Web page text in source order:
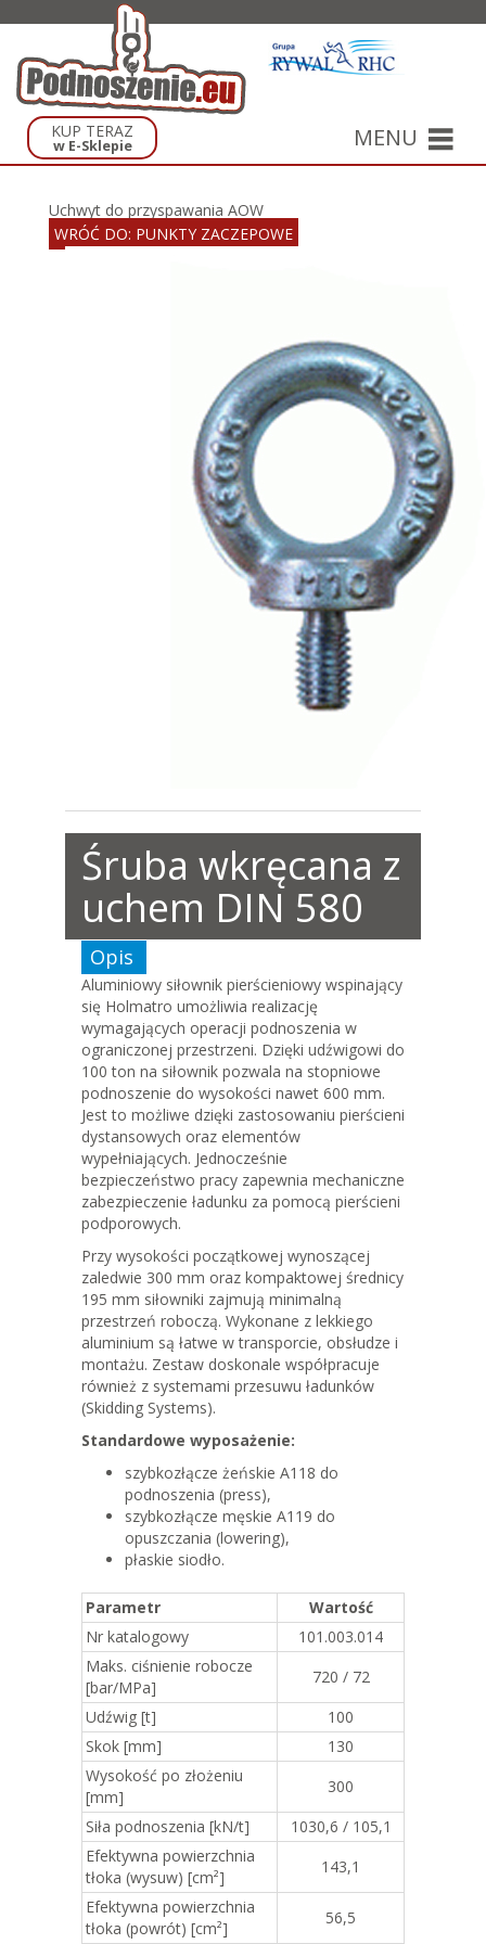
KUP TERAZ
w E-Sklepie MENU
Uchwyt do przyspawania AOW
WRÓĆ DO: PUNKTY ZACZEPOWE
Śruba wkręcana z
uchem DIN 580
Opis
Aluminiowy siłownik pierścieniowy wspinający
się Holmatro umożliwia realizację
wymagających operacji podnoszenia w
ograniczonej przestrzeni. Dzięki udźwigowi do
100 ton na siłownik pozwala na stopniowe
podnoszenie do wysokości nawet 600 mm.
Jest to możliwe dzięki zastosowaniu pierścieni
dystansowych oraz elementów
wypełniających. Jednocześnie
bezpieczeństwo pracy zapewnia mechaniczne
zabezpieczenie ładunku za pomocą pierścieni
podporowych.
Przy wysokości początkowej wynoszącej
zaledwie 300 mm oraz kompaktowej średnicy
195 mm siłowniki zajmują minimalną
przestrzeń roboczą. Wykonane z lekkiego
aluminium są łatwe w transporcie, obsłudze i
montażu. Zestaw doskonale współpracuje
również z systemami przesuwu ładunków
(Skidding Systems).
Standardowe wyposażenie:
szybkozłącze żeńskie A118 do
podnoszenia (press),
szybkozłącze męskie A119 do
opuszczania (lowering),
płaskie siodło.
Parametr
Wartość
Nr katalogowy
101.003.014
Maks. ciśnienie robocze
[bar/MPa]
720 / 72
Udźwig [t]
100
Skok [mm]
130
Wysokość po złożeniu
[mm]
300
Siła podnoszenia [kN/t]
1030,6 / 105,1
Efektywna powierzchnia
tłoka (wysuw) [cm²]
143,1
Efektywna powierzchnia
tłoka (powrót) [cm²]
56,5